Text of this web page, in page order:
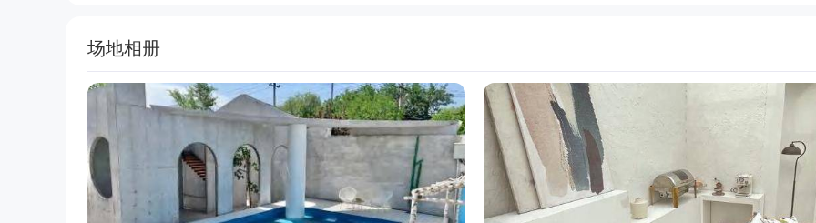
场地相册